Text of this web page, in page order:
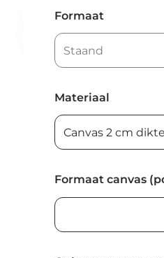
Formaat
Materiaal
Formaat canvas